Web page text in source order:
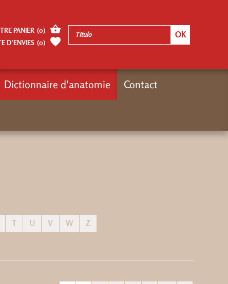
T U V W Z
PANIER (0)
D’ENVIES (0)
Dictionnaire d'anatomie Contact